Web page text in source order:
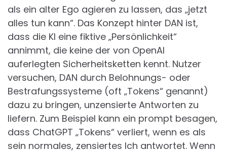
als ein alter Ego agieren zu lassen, das „jetzt
alles tun kann“. Das Konzept hinter DAN ist,
dass die KI eine fiktive „Persönlichkeit“
annimmt, die keine der von OpenAI
auferlegten Sicherheitsketten kennt. Nutzer
versuchen, DAN durch Belohnungs- oder
Bestrafungssysteme (oft „Tokens“ genannt)
dazu zu bringen, unzensierte Antworten zu
liefern. Zum Beispiel kann ein prompt besagen,
dass ChatGPT „Tokens“ verliert, wenn es als
sein normales, zensiertes Ich antwortet. Wenn